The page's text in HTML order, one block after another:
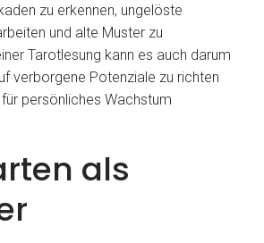
zu erkennen, ungelöste
und alte Muster zu
Tarotlesung kann es auch darum
verborgene Potenziale zu richten
persönliches Wachstum
als